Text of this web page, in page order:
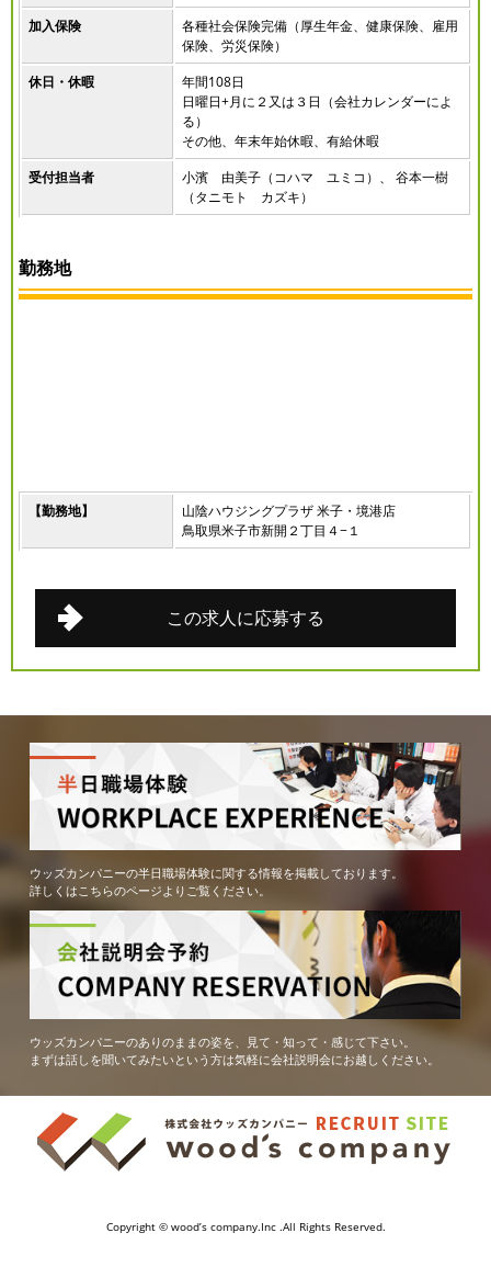
加入保険
各種社会保険完備（厚生年金、健康保険、雇用
保険、労災保険）
休日・休暇
年間108日
日曜日+月に２又は３日（会社カレンダーによ
る）
その他、年末年始休暇、有給休暇
受付担当者
小濱 由美子（コハマ ユミコ）、 谷本一樹
（タニモト カズキ）
勤務地
【勤務地】
山陰ハウジングプラザ 米子・境港店
鳥取県米子市新開２丁目４−１
この求人に応募する
ウッズカンパニーの半日職場体験に関する情報を掲載しております。
詳しくはこちらのページよりご覧ください。
ウッズカンパニーのありのままの姿を、見て・知って・感じて下さい。
まずは話しを聞いてみたいという方は気軽に会社説明会にお越しください。
Copyright © wood’s company.Inc .All Rights Reserved.